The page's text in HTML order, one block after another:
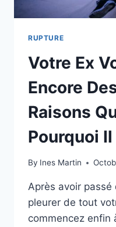
RUPTURE
Votre Ex
Encore
Raisons
Pourquoi
By Ines Martin
Après avoir
pleurer de tout
commencez enfin